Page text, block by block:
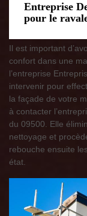
Entreprise
pour le
Il est important
confort dans une
l’entreprise
intervenir pour
la façade de votre
à contacter
du 09500. Elle
nettoyage et
rebouche ensuite
état.